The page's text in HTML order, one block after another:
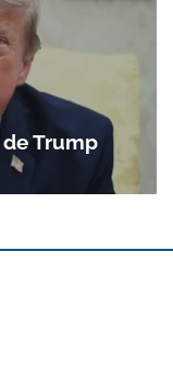
Trump